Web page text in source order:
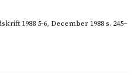
1988 5-6, December 1988s. 245–